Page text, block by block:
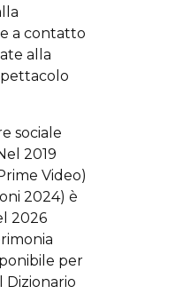
a contatto
alla
sociale
2019
Video)
2024) è
2026
per